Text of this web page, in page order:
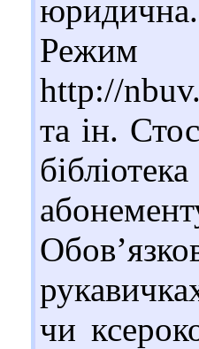
http://
та ін.
чи